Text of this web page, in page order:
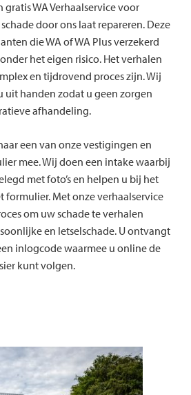
WA Verhaalservice voor
door ons laat repareren. Deze
die WA of WA Plus verzekerd
het eigen risico. Het verhalen
en tijdrovend proces zijn. Wij
uit handen zodat u geen zorgen
afhandeling.
een van onze vestigingen en
mee. Wij doen een intake waarbij
met foto’s en helpen u bij het
formulier. Met onze verhaalservice
om uw schade te verhalen
en letselschade. U ontvangt
inlogcode waarmee u online de
kunt volgen.